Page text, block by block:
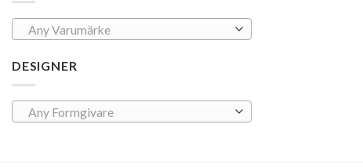
Any Varumärke
DESIGNER
Any Formgivare